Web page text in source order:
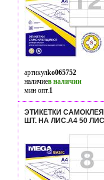
артикулko065752
наличиев наличии
мин опт.1
ЭТИКЕТКИ
ШТ. НА ЛИС.А4 50